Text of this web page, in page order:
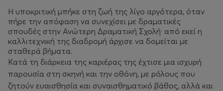
Η υποκριτική μπήκε στη ζωή της λίγο αργότερα, όταν
πήρε την απόφαση να συνεχίσει με δραματικές
σπουδές στην Ανώτερη Δραματική Σχολή· από εκεί η
καλλιτεχνική της διαδρομή άρχισε να δομείται με
σταθερά βήματα.
Κατά τη διάρκεια της καριέρας της έχτισε μια ισχυρή
παρουσία στη σκηνή και την οθόνη, με ρόλους που
ζητούν ευαισθησία και συναισθηματικό βάθος, αλλά και